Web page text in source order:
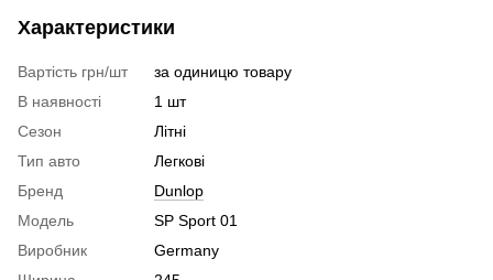
Характеристики
Вартість грн/шт
за одиницю товару
В наявності
1 шт
Сезон
Літні
Тип авто
Легкові
Бренд
Dunlop
Модель
SP Sport 01
Виробник
Germany